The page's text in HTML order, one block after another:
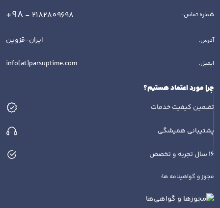
شماره تماس: +98 - 2182809698
آدرس: ایران-قزوین
ایمیل: info[at]parsuptime.com
چرا مورد اعتماد هستیم؟
تضمین کیفیت خدمات
پشتیبانی همیشگی
16 سال تجربه و تخصص
مجوز و گواهینامه ها: